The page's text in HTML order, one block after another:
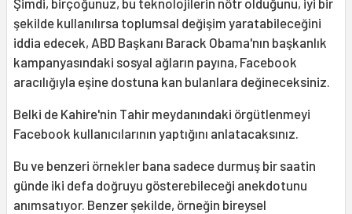
şekilde kullanılırsa toplumsal değişim yaratabileceğini
iddia edecek, ABD Başkanı Barack Obama'nın başkanlık
kampanyasındaki sosyal ağların payına, Facebook
aracılığıyla eşine dostuna kan bulanlara değineceksiniz.
Belki de Kahire'nin Tahir meydanındaki örgütlenmeyi
Facebook kullanıcılarının yaptığını anlatacaksınız.
Bu ve benzeri örnekler bana sadece durmuş bir saatin
günde iki defa doğruyu gösterebileceği anekdotunu
anımsatıyor. Benzer şekilde, örneğin bireysel